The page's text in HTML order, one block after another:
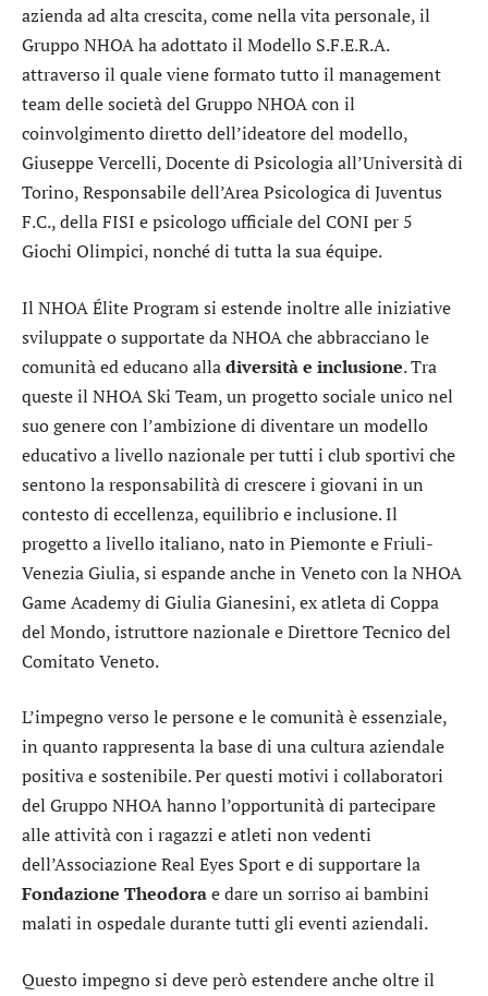
azienda ad alta crescita, come nella vita personale, il
Gruppo NHOA ha adottato il Modello S.F.E.R.A.
attraverso il quale viene formato tutto il management
team delle società del Gruppo NHOA con il
coinvolgimento diretto dell’ideatore del modello,
Giuseppe Vercelli, Docente di Psicologia all’Università di
Torino, Responsabile dell’Area Psicologica di Juventus
F.C., della FISI e psicologo ufficiale del CONI per 5
Giochi Olimpici, nonché di tutta la sua équipe.
Il NHOA Élite Program si estende inoltre alle iniziative
sviluppate o supportate da NHOA che abbracciano le
comunità ed educano alladiversità e inclusione. Tra
queste il NHOA Ski Team, un progetto sociale unico nel
suo genere con l’ambizione di diventare un modello
educativo a livello nazionale per tutti i club sportivi che
sentono la responsabilità di crescere i giovani in un
contesto di eccellenza, equilibrio e inclusione. Il
progetto a livello italiano, nato in Piemonte e Friuli-
Venezia Giulia, si espande anche in Veneto con la NHOA
Game Academy di Giulia Gianesini, ex atleta di Coppa
del Mondo, istruttore nazionale e Direttore Tecnico del
Comitato Veneto.
L’impegno verso le persone e le comunità è essenziale,
in quanto rappresenta la base di una cultura aziendale
positiva e sostenibile. Per questi motivi i collaboratori
del Gruppo NHOA hanno l’opportunità di partecipare
alle attività con i ragazzi e atleti non vedenti
dell’Associazione Real Eyes Sport e di supportare la
Fondazione Theodorae dare un sorriso ai bambini
malati in ospedale durante tutti gli eventi aziendali.
Questo impegno si deve però estendere anche oltre il